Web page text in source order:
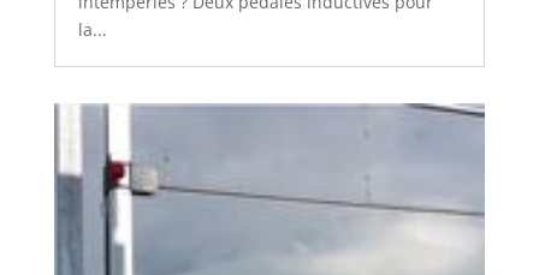
la...